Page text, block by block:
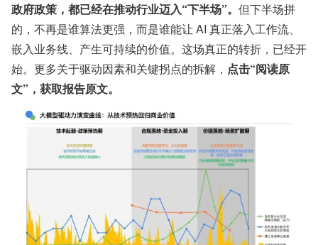
政府政策，都已经在推动行业迈入“下半场”。 但下半场拼
的，不再是谁算法更强，而是谁能让 AI 真正落入工作流、
嵌入业务线、产生可持续的价值。这场真正的转折，已经开
始。更多关于驱动因素和关键拐点的拆解， 点击“阅读原
文”，获取报告原文。